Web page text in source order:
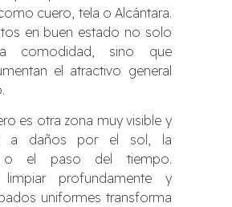
cuero, tela o Alcántara.
en buen estado no solo
comodidad, sino que
el atractivo general
es otra zona muy visible y
a daños por el sol, la
o el paso del tiempo.
limpiar profundamente y
uniformes transforma